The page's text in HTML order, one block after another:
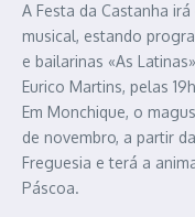
A Festa da Castanha
musical, estando
e bailarinas «As
Eurico Martins, pelas
Em Monchique, o
de novembro, a partir
Freguesia e terá a
Páscoa.